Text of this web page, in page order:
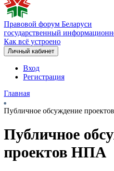
Правовой форум Беларуси
государственный
Как всё устроено
Личный кабинет
Вход
Регистрация
Главная
Публичное обсуждение
Публичное
проектов НПА